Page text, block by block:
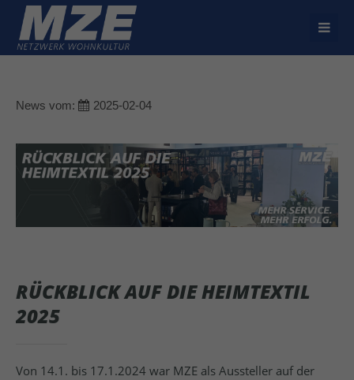
Der Eintrag "offcanvas-col1" existiert leider nicht.
Der Eintrag "offcanvas-col4" existiert leider nicht.
News vom: 2025-02-04
RÜCKBLICK AUF DIE HEIMTEXTIL
2025
Von 14.1. bis 17.1.2024 war MZE als Aussteller auf der